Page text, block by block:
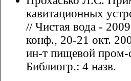
кавитационных
// Чистая вода -
конф., 20-21 окт.
ин-т пищевой
Библиогр.: 4 назв.